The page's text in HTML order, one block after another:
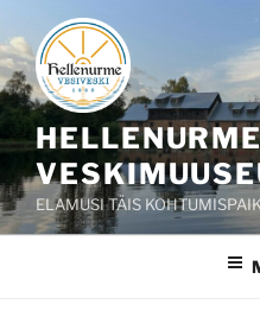
sisu
juurde
ELAMUSI TÄIS